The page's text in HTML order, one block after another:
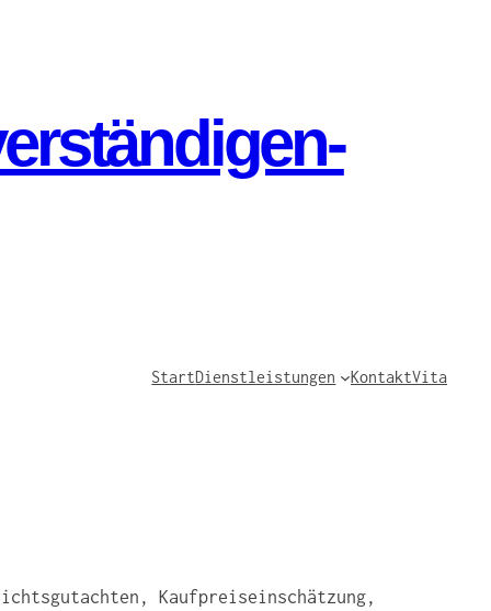
StartDienstleistungen KontaktVita